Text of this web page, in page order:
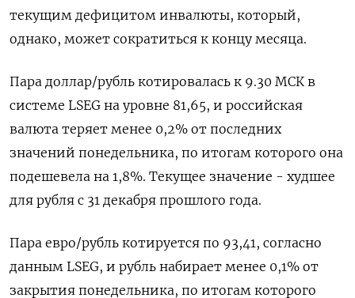
текущим дефицитом инвалюты, который,
однако, может сократиться к концу месяца.
Пара доллар/рубль котировалась к 9.30 МСК в
системе LSEG на уровне 81,65, и ‌российская
валюта теряет менее 0,2% от последних
значений понедельника, по итогам которого она
подешевела на 1,8%. Текущее значение - худшее
для рубля с 31 декабря прошлого года.
Пара евро/рубль котируется по 93,41, согласно
данным LSEG, и рубль набирает менее 0,1% от
закрытия понедельника, по итогам которого